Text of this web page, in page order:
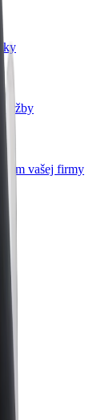
tržby
vašej firmy